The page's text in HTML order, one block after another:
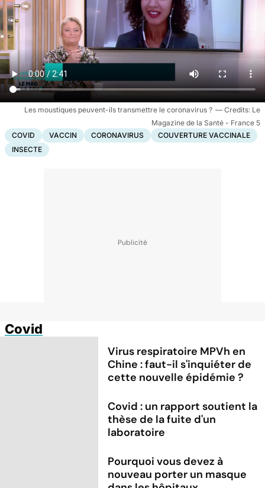
Les moustiques peuvent-ils transmettre le coronavirus ?
Le
Magazine de la Santé - France 5
COVID
VACCIN CORONAVIRUS
COUVERTURE VACCINALE
INSECTE
Covid
Virus respiratoire MPVh en
Chine : faut-il s'inquiéter de
cette nouvelle épidémie ?
Covid : un rapport soutient la
thèse de la fuite d'un
laboratoire
Pourquoi vous devez à
nouveau porter un masque